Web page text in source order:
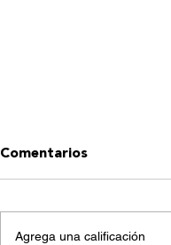
Comentarios
Agrega una calificación